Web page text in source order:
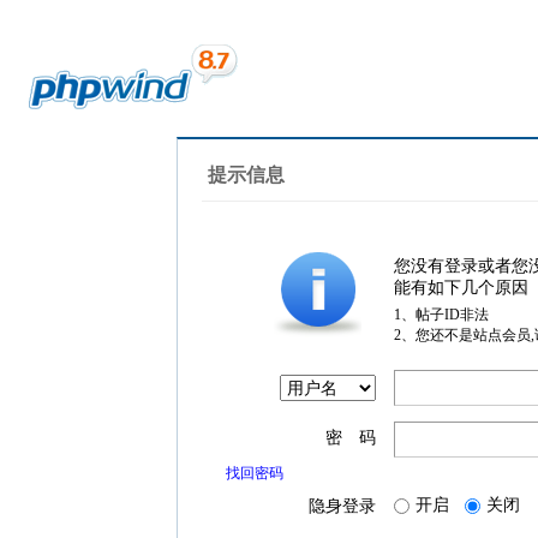
提示信息
您没有登录或者您
能有如下几个原因
1、帖子ID非法
2、您还不是站点会员
密 码
找回密码
隐身登录 开启 关闭